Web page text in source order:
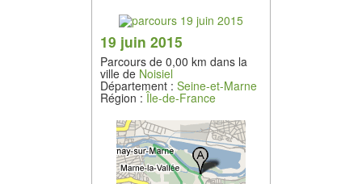
19 juin 2015
Parcours de 0,00 km dans la
ville de Noisiel
Département : Seine-et-Marne
Région : Île-de-France